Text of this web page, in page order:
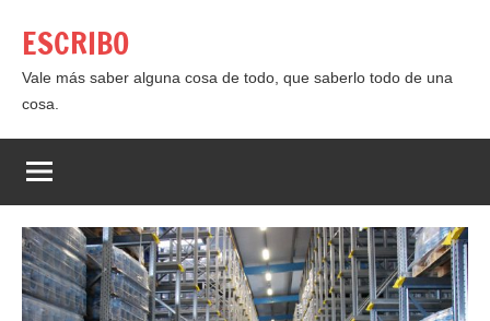
contenido
ESCRIBO
Vale más saber alguna cosa de todo, que saberlo todo de una
cosa.